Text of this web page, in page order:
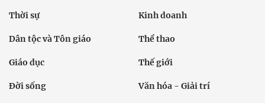
Thời sự Kinh doanh
Dân tộc và Tôn giáo Thể thao
Giáo dục Thế giới
Đời sống Văn hóa - Giải trí